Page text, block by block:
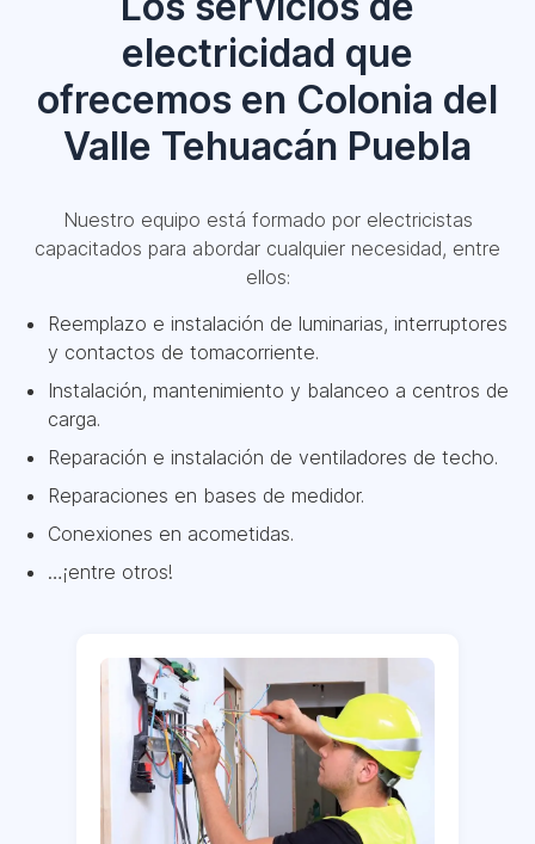
electricidad que
ofrecemos en Colonia del
Valle Tehuacán Puebla
Nuestro equipo está formado por electricistas
capacitados para abordar cualquier necesidad, entre
ellos:
Reemplazo e instalación de luminarias, interruptores
y contactos de tomacorriente.
Instalación, mantenimiento y balanceo a centros de
carga.
Reparación e instalación de ventiladores de techo.
Reparaciones en bases de medidor.
Conexiones en acometidas.
…¡entre otros!